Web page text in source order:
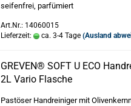
seifenfrei, parfümiert
Art.Nr.: 14060015
Lieferzeit:
ca. 3-4 Tage (Ausland
GREVEN® SOFT U ECO
2L Vario Flasche
Pastöser Handreiniger mit